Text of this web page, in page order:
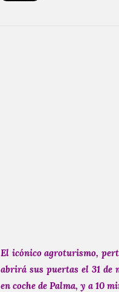
El icónico agroturismo,
abrirá sus puertas el 31 de
en coche de Palma, y a 10